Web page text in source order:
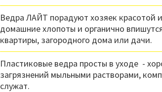
Ведра ЛАЙТ порадуют хозяек красотой
домашние хлопоты и органично
квартиры, загородного дома или дачи.
Пластиковые ведра просты в уходе -
загрязнений мыльными растворами,
служат.